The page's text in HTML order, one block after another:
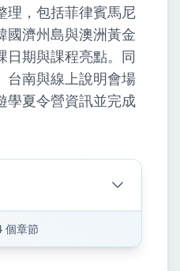
理，包括菲律賓馬尼
國濟州島與澳洲黃金
日期與課程亮點。同
台南與線上說明會場
學夏令營資訊並完成
個章節